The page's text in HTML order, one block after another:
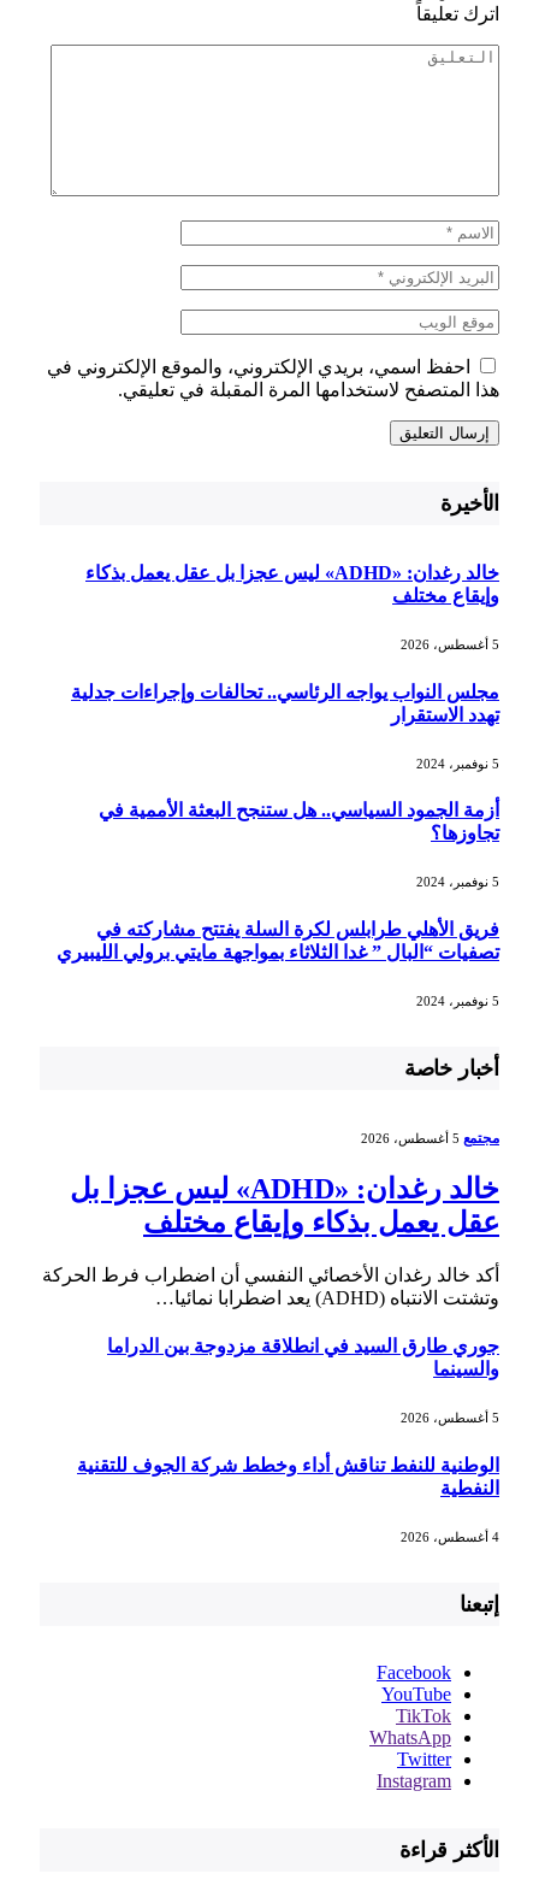
اترك تعليقاً
احفظ اسمي، بريدي الإلكتروني، والموقع الإلكتروني في
هذا المتصفح لاستخدامها المرة المقبلة في تعليقي.
الأخيرة
خالد رغدان: «ADHD» ليس عجزا بل عقل يعمل بذكاء
وإيقاع مختلف
مجلس النواب يواجه الرئاسي.. تحالفات وإجراءات جدلية
تهدد الاستقرار
أزمة الجمود السياسي.. هل ستنجح البعثة الأممية في
تجاوزها؟
فريق الأهلي طرابلس لكرة السلة يفتتح مشاركته في
تصفيات “البال ” غدا الثلاثاء بمواجهة مايتي برولي الليبيري
أخبار خاصة
مجتمع 5 أغسطس، 2026
خالد رغدان: «ADHD» ليس عجزا بل
عقل يعمل بذكاء وإيقاع مختلف
أكد خالد رغدان الأخصائي النفسي أن اضطراب فرط الحركة
وتشتت الانتباه (ADHD) يعد اضطرابا نمائيا…
جوري طارق السيد في انطلاقة مزدوجة بين الدراما
والسينما
الوطنية للنفط تناقش أداء وخطط شركة الجوف للتقنية
النفطية
إتبعنا
Facebook
YouTube
TikTok
WhatsApp
Twitter
Instagram
الأكثر قراءة